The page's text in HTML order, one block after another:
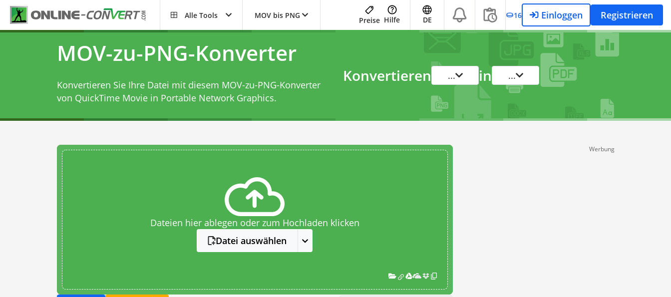
Alle Tools MOV bis PNG
Preise Hilfe DE 16 Einloggen Registrieren
MOV-zu-PNG-Konverter
Konvertieren Sie Ihre Datei mit diesem MOV-zu-PNG-Konverter
von QuickTime Movie in Portable Network Graphics.
Konvertieren ... in ...
Dateien hier ablegen oder zum Hochladen klicken
Datei auswählen
Werbung